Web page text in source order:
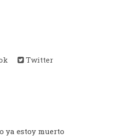
Twitter
ya estoy muerto